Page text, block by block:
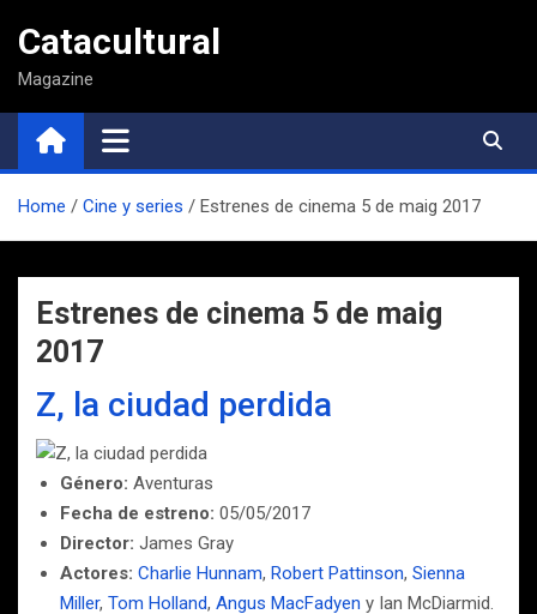
contenido
Catacultural
Magazine
Home Cine y series Estrenes de cinema 5 de maig 2017
Estrenes de cinema 5 de maig
2017
Z, la ciudad perdida
Género: Aventuras
Fecha de estreno: 05/05/2017
Director: James Gray
Actores: Charlie Hunnam, Robert Pattinson, Sienna
Miller, Tom Holland, Angus MacFadyen y Ian McDiarmid.